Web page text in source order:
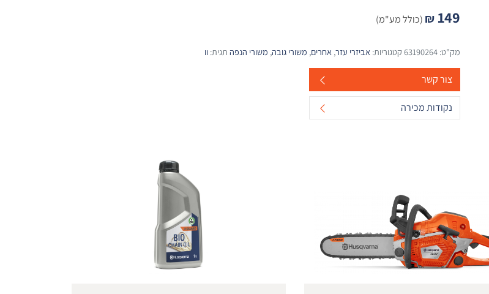
₪ 149 (כולל מע"מ)
מק"ט: 63190264 קטגוריות: אביזרי עזר, אחרים, משורי גובה, משורי הנפה תגית: וו
צור קשר
נקודות מכירה